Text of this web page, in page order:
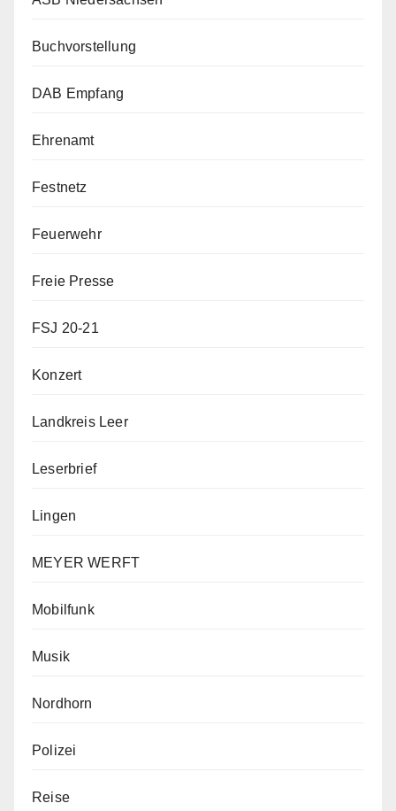
Buchvorstellung
DAB Empfang
Ehrenamt
Festnetz
Feuerwehr
Freie Presse
FSJ 20-21
Konzert
Landkreis Leer
Leserbrief
Lingen
MEYER WERFT
Mobilfunk
Musik
Nordhorn
Polizei
Reise